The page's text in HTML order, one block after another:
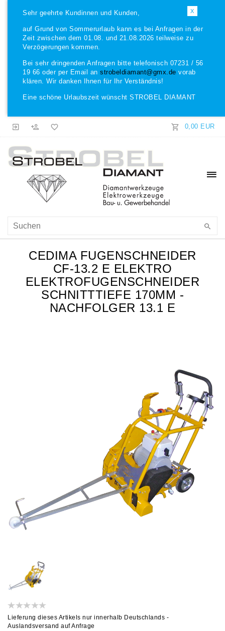
X
Sehr geehrte Kundinnen und Kunden,
auf Grund von Sommerurlaub kann es bei Anfragen in der
Zeit zwischen dem 01.08. und 21.08.2026 teilweise zu
Verzögerungen kommen.
Bei sehr dringenden Anfragen bitte telefonisch 07231 / 56
19 66 oder per Email an strobeldiamant@gmx.de vorab
klären. Wir danken Ihnen für Ihr Verständnis!
Eine schöne Urlaubszeit wünscht STROBEL DIAMANT
0,00 EUR
CEDIMA FUGENSCHNEIDER
CF-13.2 E ELEKTRO
ELEKTROFUGENSCHNEIDER
SCHNITTTIEFE 170MM -
NACHFOLGER 13.1 E
Lieferung dieses Artikels nur innerhalb Deutschlands -
Auslandsversand auf Anfrage